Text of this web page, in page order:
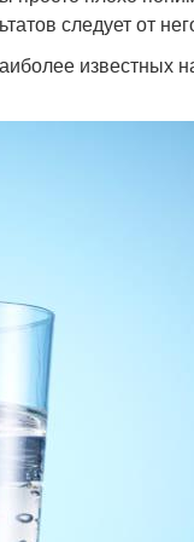
следует от
известных